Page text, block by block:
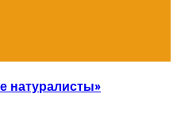
натуралисты»